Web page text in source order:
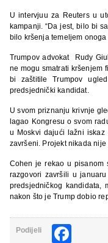
U intervjuu za Reuters u
kampanji. “Da jest, bilo bi
bilo kršenja temeljem onoga
Trumpov advokat Rudy
ne mogu smatrati kršenjem
bi zaštitile Trumpov
predsjednički kandidat.
U svom priznanju krivnje
lagao Kongresu o svom
u Moskvi dajući lažni
završeni. Projekt nikada nije
Cohen je rekao u pisanom
razgovori završili u
predsjedničkog kandidata,
nakon što je Trump dobio
Podijeli